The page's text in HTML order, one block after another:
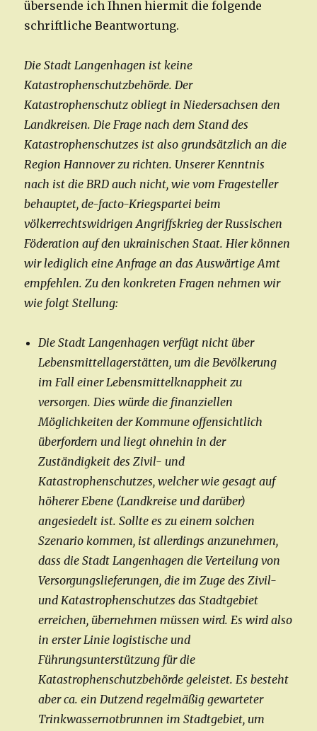
übersende ich Ihnen hiermit die folgende
schriftliche Beantwortung.
Die Stadt Langenhagen ist keine
Katastrophenschutzbehörde. Der
Katastrophenschutz obliegt in Niedersachsen den
Landkreisen. Die Frage nach dem Stand des
Katastrophenschutzes ist also grundsätzlich an die
Region Hannover zu richten. Unserer Kenntnis
nach ist die BRD auch nicht, wie vom Fragesteller
behauptet, de-facto-Kriegspartei beim
völkerrechtswidrigen Angriffskrieg der Russischen
Föderation auf den ukrainischen Staat. Hier können
wir lediglich eine Anfrage an das Auswärtige Amt
empfehlen. Zu den konkreten Fragen nehmen wir
wie folgt Stellung:
Die Stadt Langenhagen verfügt nicht über
Lebensmittellagerstätten, um die Bevölkerung
im Fall einer Lebensmittelknappheit zu
versorgen. Dies würde die finanziellen
Möglichkeiten der Kommune offensichtlich
überfordern und liegt ohnehin in der
Zuständigkeit des Zivil- und
Katastrophenschutzes, welcher wie gesagt auf
höherer Ebene (Landkreise und darüber)
angesiedelt ist. Sollte es zu einem solchen
Szenario kommen, ist allerdings anzunehmen,
dass die Stadt Langenhagen die Verteilung von
Versorgungslieferungen, die im Zuge des Zivil-
und Katastrophenschutzes das Stadtgebiet
erreichen, übernehmen müssen wird. Es wird also
in erster Linie logistische und
Führungsunterstützung für die
Katastrophenschutzbehörde geleistet. Es besteht
aber ca. ein Dutzend regelmäßig gewarteter
Trinkwassernotbrunnen im Stadtgebiet, um